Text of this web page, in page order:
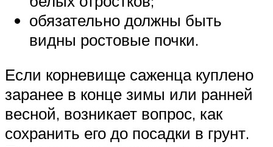
обязательно должны быть
видны ростовые почки.
Если корневище саженца куплено
заранее в конце зимы или ранней
весной, возникает вопрос, как
сохранить его до посадки в грунт.